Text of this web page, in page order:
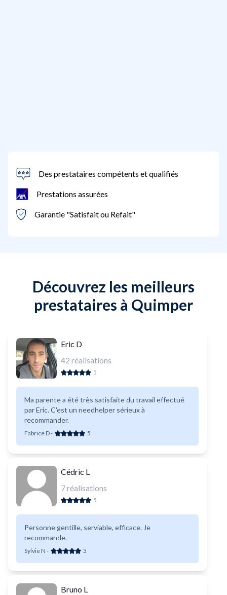
Des prestataires compétents et qualifiés
Prestations assurées
Garantie "Satisfait ou Refait"
Découvrez les meilleurs
prestataires à Quimper
Eric D
42 réalisations
5
Ma parente a été très satisfaite du travail effectué
par Eric. C'est un needhelper sérieux à
recommander.
Fabrice D- 5
Cédric L
7réalisations
5
Personne gentille, serviable, efficace. Je
recommande.
Sylvie N - 5
Bruno L